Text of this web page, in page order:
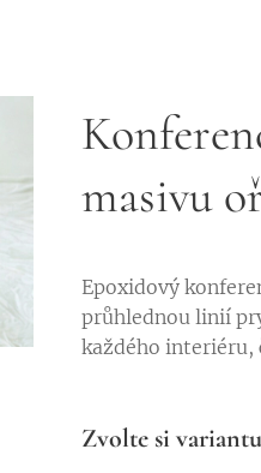
masivu
Epoxidový
průhlednou linií
každého interiéru,
Zvolte si